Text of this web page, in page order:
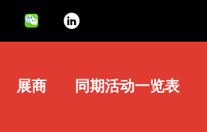
Linkedin
展商 同期活动一览表